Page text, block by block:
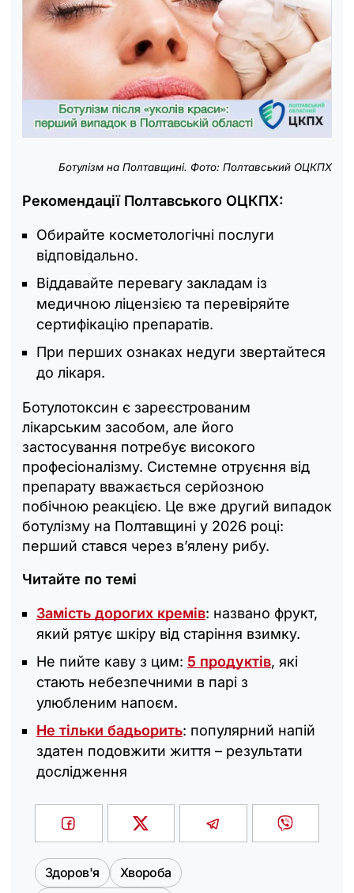
Ботулізм на Полтавщині. Фото: Полтавський ОЦКПХ
Рекомендації Полтавського ОЦКПХ:
Обирайте косметологічні послуги
відповідально.
Віддавайте перевагу закладам із
медичною ліцензією та перевіряйте
сертифікацію препаратів.
При перших ознаках недуги звертайтеся
до лікаря.
Ботулотоксин є зареєстрованим
лікарським засобом, але його
застосування потребує високого
професіоналізму. Системне отруєння від
препарату вважається серйозною
побічною реакцією. Це вже другий випадок
ботулізму на Полтавщині у 2026 році:
перший стався через в’ялену рибу.
Читайте по темі
Замість дорогих кремів: названо фрукт,
який рятує шкіру від старіння взимку.
Не пийте каву з цим: 5 продуктів, які
стають небезпечними в парі з
улюбленим напоєм.
Не тільки бадьорить: популярний напій
здатен подовжити життя – результати
дослідження
Здоров'я Хвороба